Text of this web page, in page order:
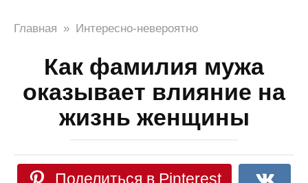
Главная » Интересно-невероятно
Как фамилия мужа
оказывает влияние на
жизнь женщины
Поделиться в Pinterest